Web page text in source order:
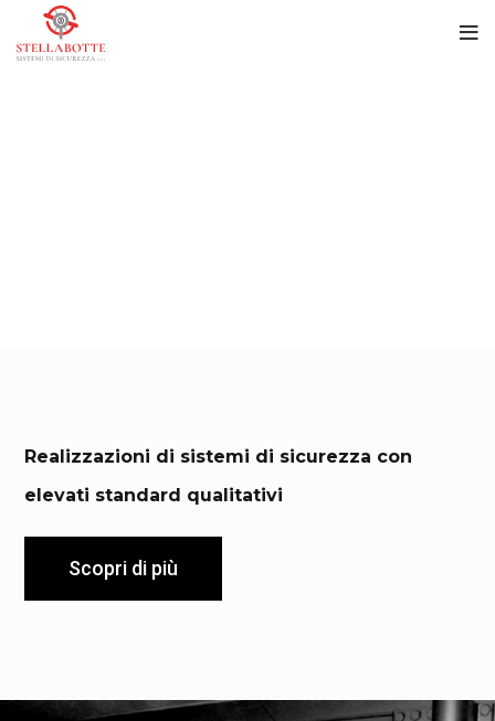
Realizzazioni di sistemi di sicurezza con
elevati standard qualitativi
Scopri di più